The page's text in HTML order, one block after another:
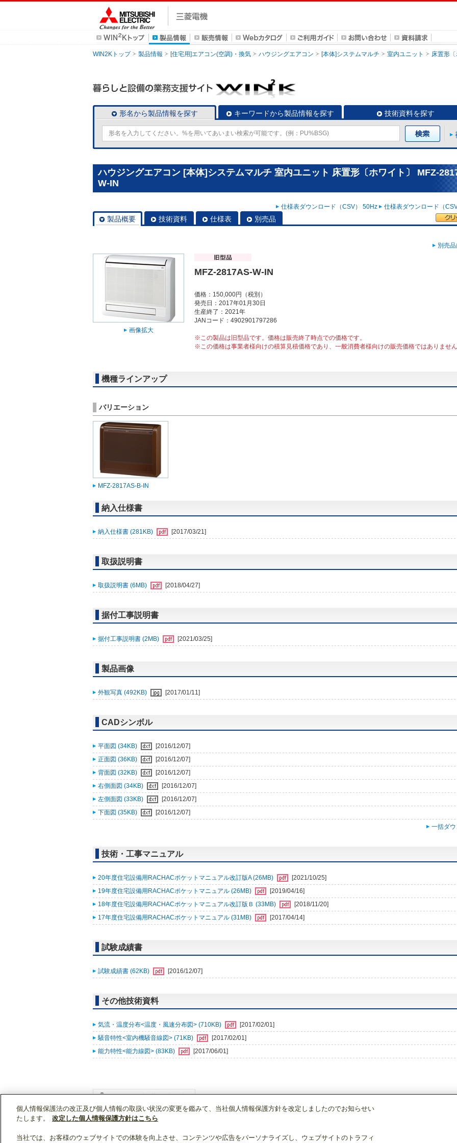
WIN2Kトップ 製品情報 [住宅用]エアコン(空調)・換気 ハウジングエアコン [本体]システムマルチ 室内ユニット 床置形
形名から製品情報を探す キーワードから製品情報を探す 技術資料を探す
ハウジングエアコン [本体]システムマルチ 室内ユニット 床置形〔ホワイト〕 MFZ-
W-IN
仕様表ダウンロード（CSV） 50Hz 仕様表ダウンロード（
製品概要 技術資料 仕様表 別売品
別売
画像拡大
MFZ-2817AS-W-IN
価格：150,000円（税別）
発売日：2017年01月30日
生産終了：2021年
JANコード：4902901797286
※この製品は旧型品です。価格は販売終了時点での価格です。
※この価格は事業者様向けの積算見積価格であり、一般消費者様向けの販売価格ではありませ
機種ラインアップ
バリエーション
MFZ-2817AS-B-IN
納入仕様書
納入仕様書 (281KB) [2017/03/21]
取扱説明書
取扱説明書 (6MB) [2018/04/27]
据付工事説明書
据付工事説明書 (2MB) [2021/03/25]
製品画像
外観写真 (492KB) [2017/01/11]
CADシンボル
平面図 (34KB)
[2016/12/07]
正面図 (36KB)
[2016/12/07]
背面図 (32KB)
[2016/12/07]
右側面図 (34KB)
[2016/12/07]
左側面図 (33KB)
[2016/12/07]
下面図 (35KB)
[2016/12/07]
一括ダ
技術・工事マニュアル
20年度住宅設備用RACHACポケットマニュアル改訂版A (26MB)
[2021/10/25]
19年度住宅設備用RACHACポケットマニュアル (26MB)
[2019/04/16]
18年度住宅設備用RACHACポケットマニュアル改訂版Ｂ (33MB)
[2018/11/20]
17年度住宅設備用RACHACポケットマニュアル (31MB)
[2017/04/14]
試験成績書
試験成績書 (62KB) [2016/12/07]
その他技術資料
気流・温度分布<温度・風速分布図> (710KB)
[2017/02/01]
騒音特性<室内機騒音線図> (71KB)
[2017/02/01]
能力特性<能力線図> (83KB)
[2017/06/01]
WIN2Kトップ 製品情報
個人情報保護法の改正及び個人情報の取扱い状況の変更を鑑みて、当社個人情報保護方針を改定しましたのでお知らせい
たします。
改定した個人情報保護方針はこちら
当社では、お客様のウェブサイトでの体験を向上させ、コンテンツや広告をパーソナライズし、ウェブサイトのトラフィ